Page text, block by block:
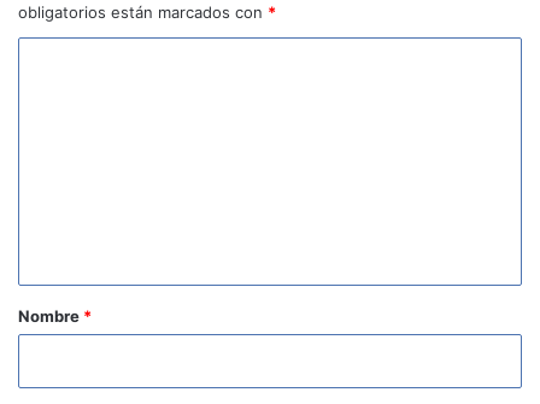
obligatorios están marcados con *
rNombre *